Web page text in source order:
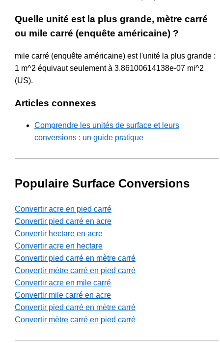
Quelle unité est la plus grande, mètre carré
ou mile carré (enquête américaine) ?
mile carré (enquête américaine) est l'unité la plus grande :
1 m^2 équivaut seulement à 3.86100614138e-07 mi^2
(US).
Articles connexes
Comprendre les unités de surface et leurs
conversions : un guide pratique
Populaire Surface Conversions
Convertir acre en pied carré
Convertir pied carré en acre
Convertir hectare en acre
Convertir acre en hectare
Convertir pied carré en mètre carré
Convertir mètre carré en pied carré
Convertir acre en mile carré
Convertir mile carré en acre
Convertir pied carré en mètre carré
Convertir mètre carré en pied carré